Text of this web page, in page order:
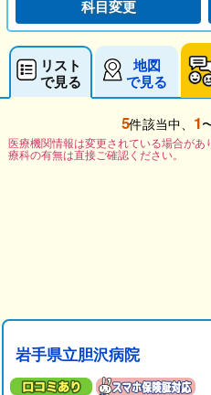
科目変更
リスト
で見る
地図
で見る
5件該当中、 1
医療機関情報は変更されている場合が
療科の有無は直接ご確認ください。
岩手県立胆沢病院